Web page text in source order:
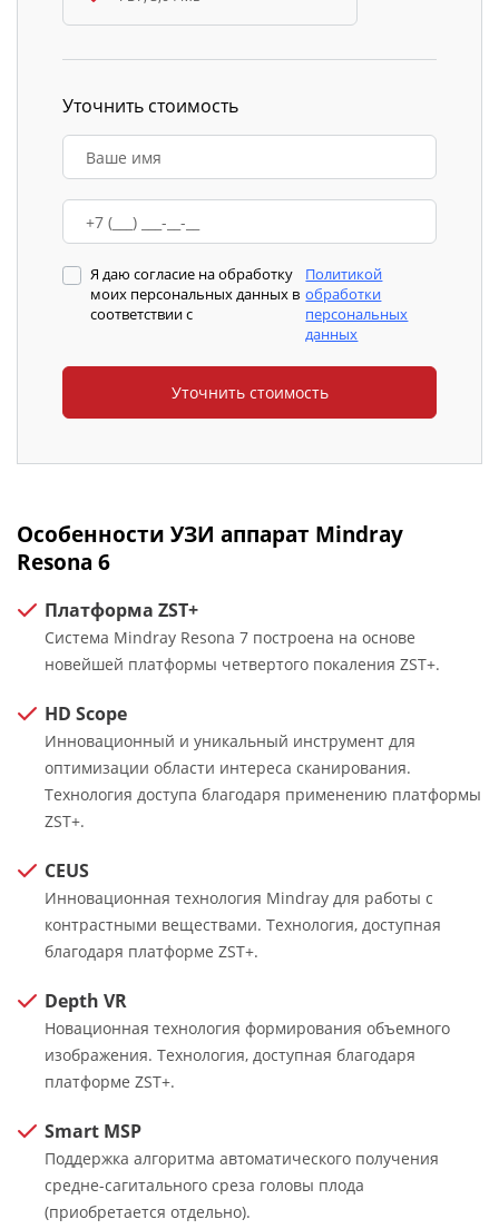
Уточнить стоимость
Я даю согласие на обработку
моих персональных данных в
соответствии с
Политикой
обработки
персональных
данных
Особенности УЗИ аппарат Mindray
Resona 6
Платформа ZST+
Система Mindray Resona 7 построена на основе
новейшей платформы четвертого покаления ZST+.
HD Scope
Инновационный и уникальный инструмент для
оптимизации области интереса сканирования.
Технология доступа благодаря применению платформы
ZST+.
CEUS
Инновационная технология Mindray для работы с
контрастными веществами. Технология, доступная
благодаря платформе ZST+.
Depth VR
Новационная технология формирования объемного
изображения. Технология, доступная благодаря
платформе ZST+.
Smart MSP
Поддержка алгоритма автоматического получения
средне-сагитального среза головы плода
(приобретается отдельно).